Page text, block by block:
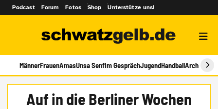
Podcast Forum Fotos Shop Unterstütze uns!
MännerFrauenAmasUnsa SenfIm GesprächJugendHandballArchiv
Auf in die Berliner Wochen